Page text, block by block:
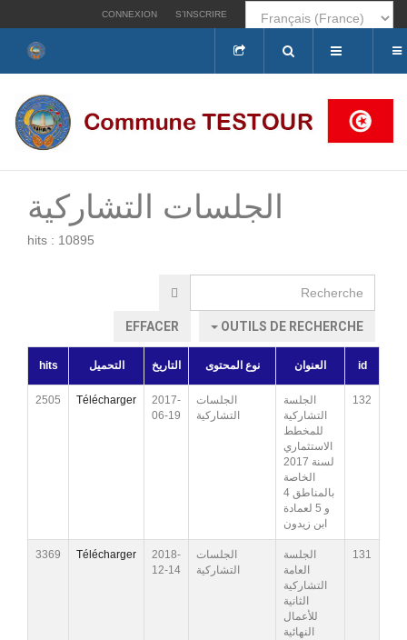
CONNEXION S’INSCRIRE
Rechercher
الجلسات التشاركية
hits : 10895
OUTILS DE RECHERCHE
EFFACER
id العنوان نوع المحتوى التاريخ التحميل hits
132
الجلسة
التشاركية
للمخطط
الاستثماري
لسنة 2017
الخاصة
بالمناطق 4
و 5 لعمادة
ابن زيدون
الجلسات
التشاركية
2017-
06-19
Télécharger
2505
131
الجلسة
العامة
التشاركية
الثانية
للأعمال
النهائية
الجلسات
التشاركية
2018-
12-14
Télécharger
3369